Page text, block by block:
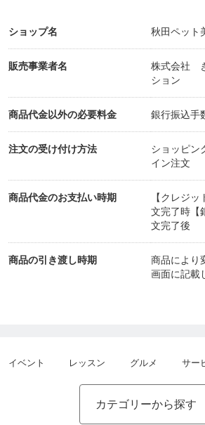
ショップ名 秋田ペット
販売事業者名
株式会社
ション
商品代金以外の必要料金 銀行振込手
注文の受け付け方法
ショッピン
イン注文
商品代金のお支払い時期
【クレジ
文完了時【
文完了後
商品の引き渡し時期
商品により
画面に記載
イベント レッスン グルメ サー
カテゴリーから探す